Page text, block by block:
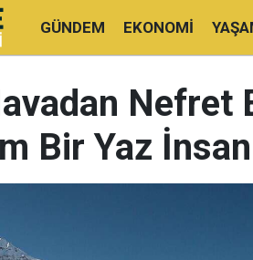
GÜNDEM EKONOMI
Nefret
Bir Yaz